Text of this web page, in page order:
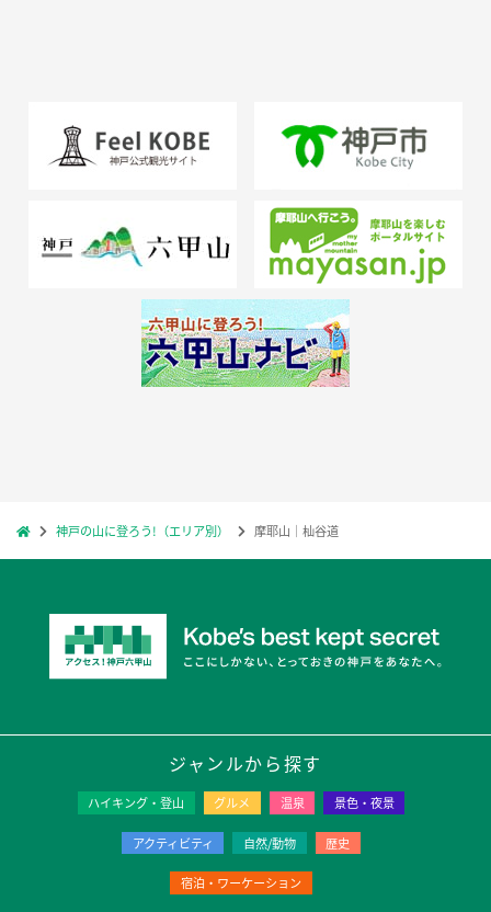
神戸の山に登ろう!（エリア別） 摩耶山｜杣谷道
ジャンルから探す
ハイキング・登山 グルメ 温泉 景色・夜景
アクティビティ 自然/動物 歴史
宿泊・ワーケーション